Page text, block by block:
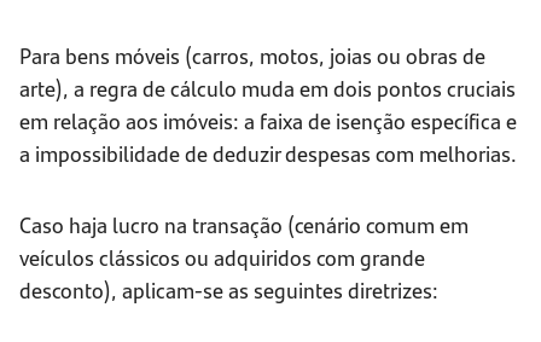
Para bens móveis (carros, motos, joias ou obras de
arte), a regra de cálculo muda em dois pontos cruciais
em relação aos imóveis: a faixa de isenção específica e
a impossibilidade de deduzir despesas com melhorias.
Caso haja lucro na transação (cenário comum em
veículos clássicos ou adquiridos com grande
desconto), aplicam-se as seguintes diretrizes: